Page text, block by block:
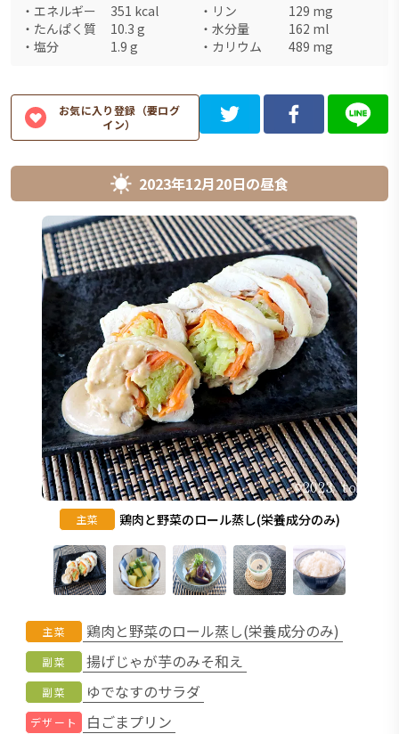
・ エネルギー 351 kcal ・ リン 129 mg
・ たんぱく質 10.3 g ・ 水分量 162 ml
・ 塩分 1.9 g ・ カリウム 489 mg
お気に入り登録（要ログ
イン）
2023年12月20日の昼食
主菜 鶏肉と野菜のロール蒸し(栄養成分のみ)
主菜 鶏肉と野菜のロール蒸し(栄養成分のみ)
副菜 揚げじゃが芋のみそ和え
副菜 ゆでなすのサラダ
デザート 白ごまプリン